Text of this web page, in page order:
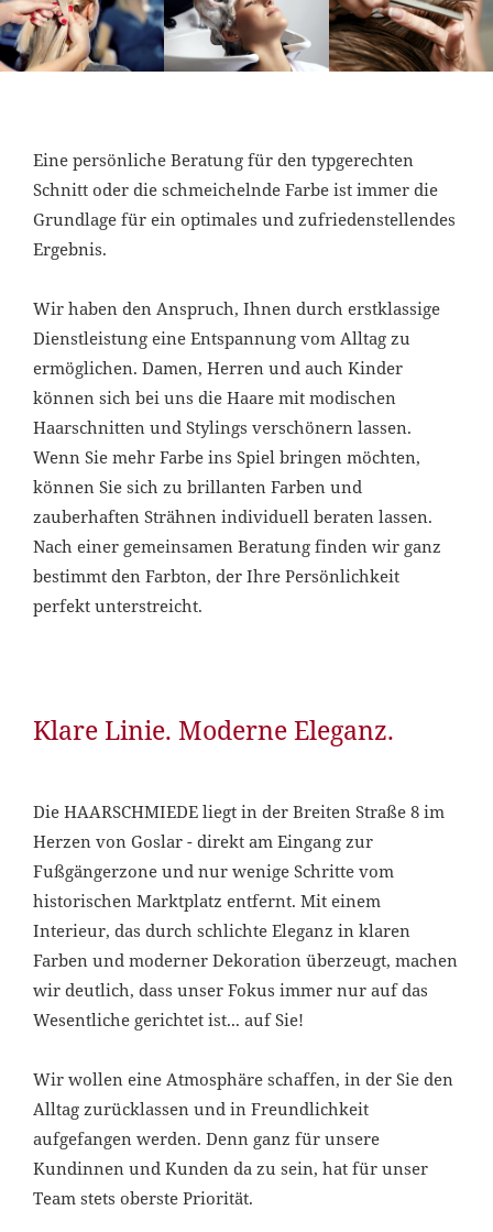
Eine persönliche Beratung für den typgerechten
Schnitt oder die schmeichelnde Farbe ist immer die
Grundlage für ein optimales und zufriedenstellendes
Ergebnis.
Wir haben den Anspruch, Ihnen durch erstklassige
Dienstleistung eine Entspannung vom Alltag zu
ermöglichen. Damen, Herren und auch Kinder
können sich bei uns die Haare mit modischen
Haarschnitten und Stylings verschönern lassen.
Wenn Sie mehr Farbe ins Spiel bringen möchten,
können Sie sich zu brillanten Farben und
zauberhaften Strähnen individuell beraten lassen.
Nach einer gemeinsamen Beratung finden wir ganz
bestimmt den Farbton, der Ihre Persönlichkeit
perfekt unterstreicht.
Klare Linie. Moderne Eleganz.
Die HAARSCHMIEDE liegt in der Breiten Straße 8 im
Herzen von Goslar - direkt am Eingang zur
Fußgängerzone und nur wenige Schritte vom
historischen Marktplatz entfernt. Mit einem
Interieur, das durch schlichte Eleganz in klaren
Farben und moderner Dekoration überzeugt, machen
wir deutlich, dass unser Fokus immer nur auf das
Wesentliche gerichtet ist... auf Sie!
Wir wollen eine Atmosphäre schaffen, in der Sie den
Alltag zurücklassen und in Freundlichkeit
aufgefangen werden. Denn ganz für unsere
Kundinnen und Kunden da zu sein, hat für unser
Team stets oberste Priorität.